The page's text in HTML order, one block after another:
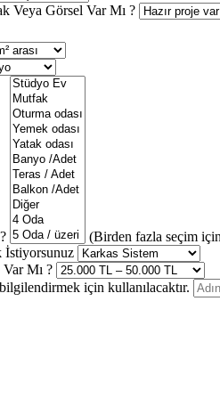
Veya Görsel Var Mı ?
(Birden fazla seçim
İstiyorsunuz
Var Mı ?
için kullanılacaktır.